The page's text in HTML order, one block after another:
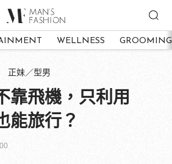
WELLNESS GROOMING
正妹／型男
靠飛機，只利用
能旅行？